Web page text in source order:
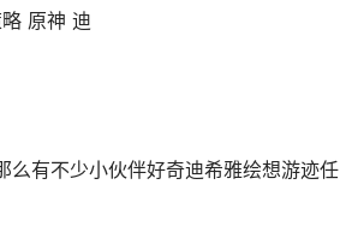
原神 迪
么有不少小伙伴好奇迪希雅绘想游迹任